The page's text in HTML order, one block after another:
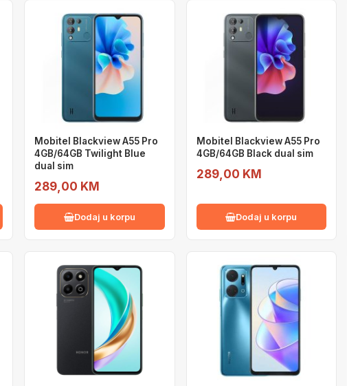
Mobitel Blackview A55 Pro
4GB/64GB Twilight Blue
dual sim
289,00 KM
Dodaj u korpu
Mobitel Blackview A55 Pro
4GB/64GB Black dual sim
289,00 KM
Dodaj u korpu